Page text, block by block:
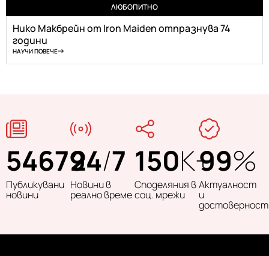
ЛЮБОПИТНО
Нико Макбрейн от Iron Maiden отпразнува 74
години
НАУЧИ ПОВЕЧЕ
54679
Публикувани
новини
24/7
Новини в
реално време
150K+
Споделяния в
соц. мрежи
99%
Актуалност
и
достоверност